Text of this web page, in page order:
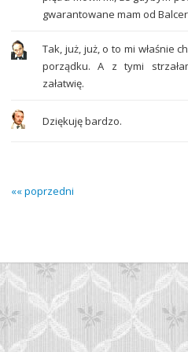
gwarantowane mam od
Tak, już, już, o to mi właśnie
porządku. A z tymi
załatwię.
Dziękuję bardzo.
«« poprzedni